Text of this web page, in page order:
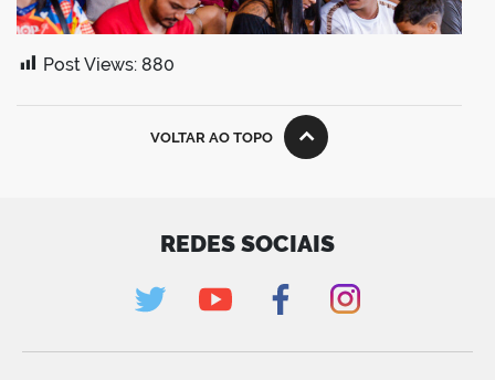
Post Views: 880
VOLTAR AO TOPO
REDES SOCIAIS